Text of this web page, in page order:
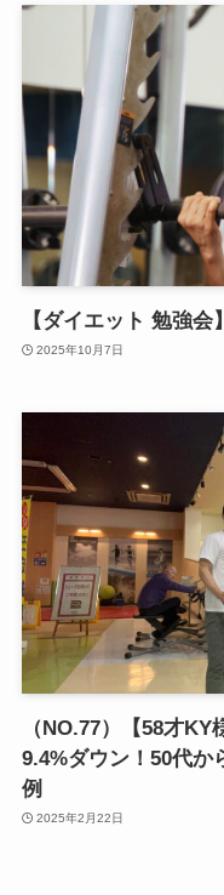
【ダイエット 勉強
2025年10月7日
（NO.77）【58才
9.4%ダウン！50代か
例
2025年2月22日